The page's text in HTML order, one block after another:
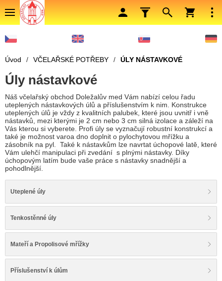
Úvod / VČELAŘSKÉ POTŘEBY / ÚLY NÁSTAVKOVÉ
Úly nástavkové
Náš včelařský obchod Doležalův med Vám nabízí celou řadu
uteplených nástavkových úlů a příslušenstvím k nim. Konstrukce
uteplených úlů je vždy z kvalitních palubek, které jsou uvnitř i vně
nástavků, mezi kterými je 2 cm nebo 3 cm silná izolace a záleží na
Vás kterou si vyberete. Profi úly se vyznačují robustní konstrukcí a
také je možnost varoa dno doplnit o pylochytovou mřížku a
zásobník na pyl. Také k nástavkům lze navrtat úchopové latě, které
Vám ulehčí manipulaci při zvedání s plnými nástavky. Díky
úchopovým latím bude vaše práce s nástavky snadnější a
pohodlnější.
Uteplené úly
Tenkostěnné úly
Mateří a Propolisové mřížky
Příslušenství k úlům